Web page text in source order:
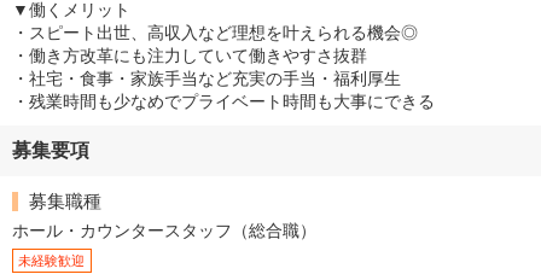
▼働くメリット
・スピート出世、高収入など理想を叶えられる機会◎
・働き方改革にも注力していて働きやすさ抜群
・社宅・食事・家族手当など充実の手当・福利厚生
・残業時間も少なめでプライベート時間も大事にできる
募集要項
募集職種
ホール・カウンタースタッフ（総合職）
未経験歓迎